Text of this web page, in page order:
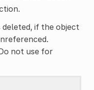
if the object
not use for